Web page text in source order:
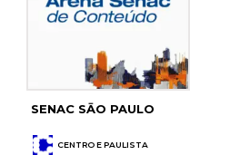
SENAC SĀO PAULO
CENTRO E PAULISTA